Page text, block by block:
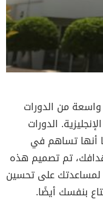
من الدورات
الدورات
أنها تساهم في
تم تصميم هذه
لمساعدتك على تحسين
بنفسك أيضًا.